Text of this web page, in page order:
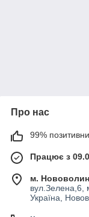
Про нас
99%
Працює з
м.
вул.Зелена,6,
Україна,